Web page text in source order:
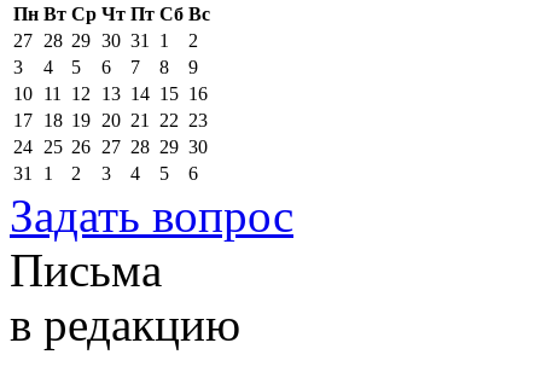
Пн Вт Ср Чт Пт Сб Вс
27 28 29 30 31 1
2
3
4 5 6 7 8
9
10 11 12 13 14 15 16
17 18 19 20 21 22 23
24 25 26 27 28 29 30
31
1 2 3 4 5 6
Задать вопрос
Письма
в редакцию